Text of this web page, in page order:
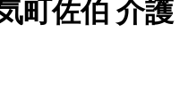
町佐伯 介護